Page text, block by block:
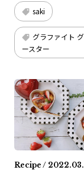
saki
グラファイト
ースター
Recipe /